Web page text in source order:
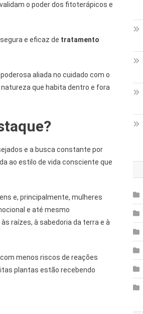
o poder dos fitoterápicos e
e eficaz de tratamento
aliada no cuidado com o
que habita dentro e fora
e a busca constante por
ao estilo de vida consciente que
e, principalmente, mulheres
e até mesmo
raízes, à sabedoria da terra e à
menos riscos de reações
plantas estão recebendo